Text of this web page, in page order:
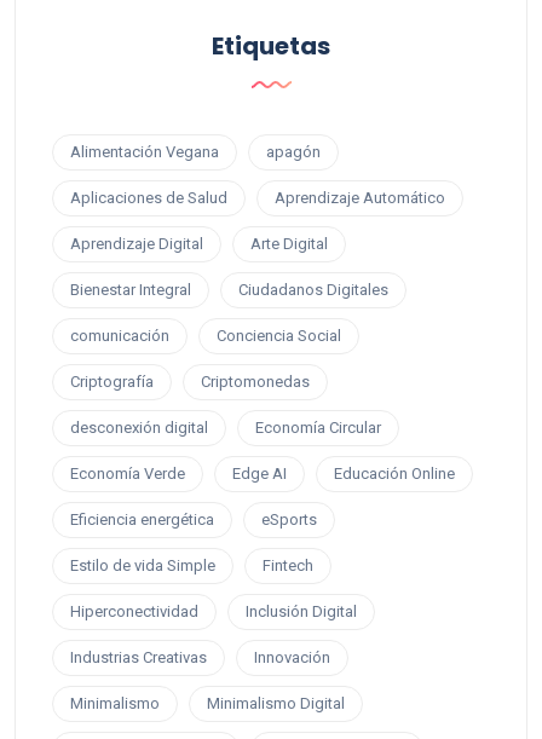
Etiquetas
Alimentación Vegana apagón
Aplicaciones de Salud Aprendizaje Automático
Aprendizaje Digital Arte Digital
Bienestar Integral Ciudadanos Digitales
comunicación Conciencia Social
Criptografía Criptomonedas
desconexión digital Economía Circular
Economía Verde Edge AI Educación Online
Eficiencia energética eSports
Estilo de vida Simple Fintech
Hiperconectividad Inclusión Digital
Industrias Creativas Innovación
Minimalismo Minimalismo Digital